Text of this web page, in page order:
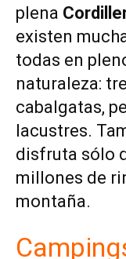
plena
existen
todas en
naturaleza:
cabalgatas,
lacustres.
disfruta sólo
millones de
montaña.